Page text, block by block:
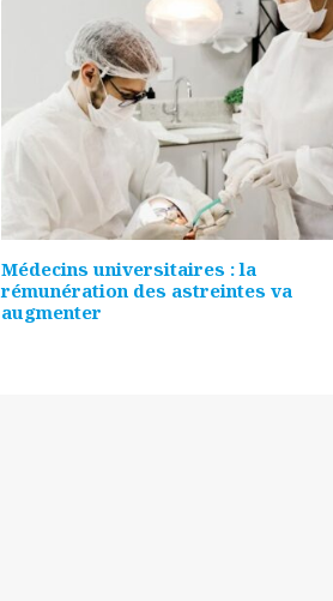
Médecins universitaires : la
rémunération des astreintes va
augmenter